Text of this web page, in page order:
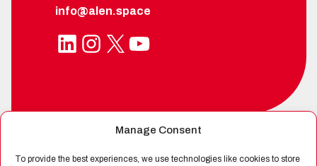
Manage Consent
To provide the best experiences, we use technologies like cookies to store
info@alen.space
LinkedIn Instagram X YouTube